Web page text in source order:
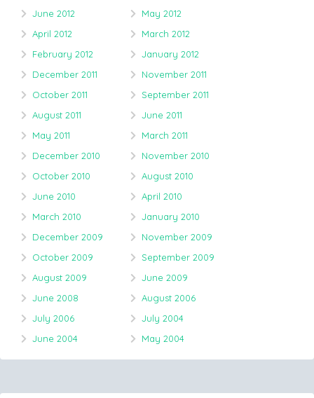
June 2012
May 2012
April 2012
March 2012
February 2012
January 2012
December 2011
November 2011
October 2011
September 2011
August 2011
June 2011
May 2011
March 2011
December 2010
November 2010
October 2010
August 2010
June 2010
April 2010
March 2010
January 2010
December 2009
November 2009
October 2009
September 2009
August 2009
June 2009
June 2008
August 2006
July 2006
July 2004
June 2004
May 2004